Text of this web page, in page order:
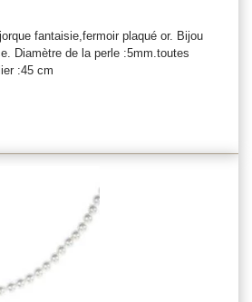
fantaisie,fermoir plaqué or. Bijou
Diamètre de la perle :5mm.toutes
:45 cm